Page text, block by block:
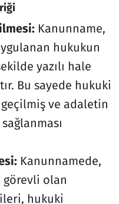
Kanunname,
hukukun
yazılı hale
Bu sayede hukuki
ve adaletin
Kanunnamede,
olan
hukuki